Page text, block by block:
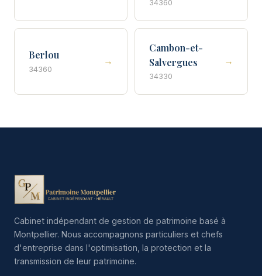
34360
Berlou
34360
→
Cambon-et-
Salvergues
34330
→
Cabinet indépendant de gestion de patrimoine basé à
Montpellier. Nous accompagnons particuliers et chefs
d'entreprise dans l'optimisation, la protection et la
transmission de leur patrimoine.